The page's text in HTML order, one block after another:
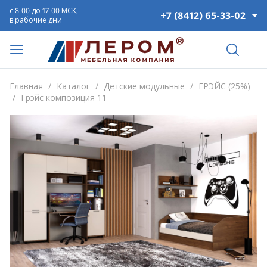
+7 (8412) 65-33-02
с 8-00 до 17-00 МСК,
в рабочие дни
Главная / Каталог / Детские модульные / ГРЭЙС (25%)
/ Грэйс композиция 11